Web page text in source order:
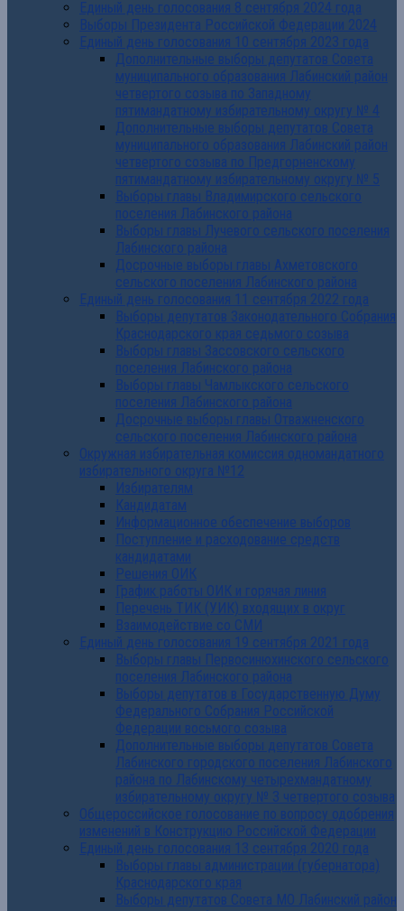
Единый день голосования 8 сентября 2024 года
Выборы Президента Российской Федерации 2024
Единый день голосования 10 сентября 2023 года
Дополнительные выборы депутатов Совета
муниципального образования Лабинский район
четвертого созыва по Западному
пятимандатному избирательному округу № 4
Дополнительные выборы депутатов Совета
муниципального образования Лабинский район
четвертого созыва по Предгорненскому
пятимандатному избирательному округу № 5
Выборы главы Владимирского сельского
поселения Лабинского района
Выборы главы Лучевого сельского поселения
Лабинского района
Досрочные выборы главы Ахметовского
сельского поселения Лабинского района
Единый день голосования 11 сентября 2022 года
Выборы депутатов Законодательного Собрания
Краснодарского края седьмого созыва
Выборы главы Зассовского сельского
поселения Лабинского района
Выборы главы Чамлыкского сельского
поселения Лабинского района
Досрочные выборы главы Отважненского
сельского поселения Лабинского района
Окружная избирательная комиссия одномандатного
избирательного округа №12
Избирателям
Кандидатам
Информационное обеспечение выборов
Поступление и расходование средств
кандидатами
Решения ОИК
График работы ОИК и горячая линия
Перечень ТИК (УИК) входящих в округ
Взаимодействие со СМИ
Единый день голосования 19 сентября 2021 года
Выборы главы Первосинюхинского сельского
поселения Лабинского района
Выборы депутатов в Государственную Думу
Федерального Собрания Российской
Федерации восьмого созыва
Дополнительные выборы депутатов Совета
Лабинского городского поселения Лабинского
района по Лабинскому четырехмандатному
избирательному округу № 3 четвертого созыва
Общероссийское голосование по вопросу одобрения
изменений в Конструкцию Российской Федерации
Единый день голосования 13 сентября 2020 года
Выборы главы администрации (губернатора)
Краснодарского края
Выборы депутатов Совета МО Лабинский район